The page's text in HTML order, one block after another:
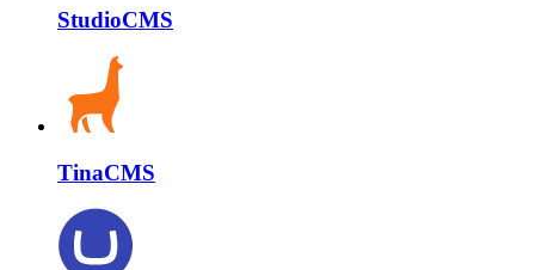
StudioCMS
TinaCMS